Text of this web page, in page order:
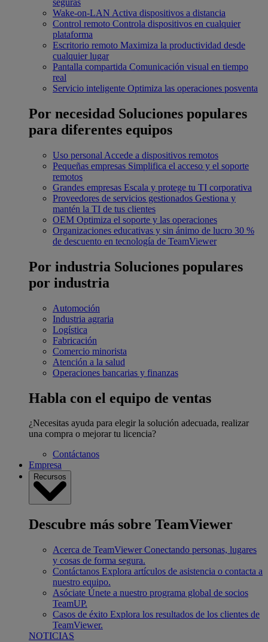
seguras
Wake-on-LAN Activa dispositivos a distancia
Control remoto Controla dispositivos en cualquier
plataforma
Escritorio remoto Maximiza la productividad desde
cualquier lugar
Pantalla compartida Comunicación visual en tiempo
real
Servicio inteligente Optimiza las operaciones posventa
Por necesidad Soluciones populares
para diferentes equipos
Uso personal Accede a dispositivos remotos
Pequeñas empresas Simplifica el acceso y el soporte
remotos
Grandes empresas Escala y protege tu TI corporativa
Proveedores de servicios gestionados Gestiona y
mantén la TI de tus clientes
OEM Optimiza el soporte y las operaciones
Organizaciones educativas y sin ánimo de lucro 30 %
de descuento en tecnología de TeamViewer
Por industria Soluciones populares
por industria
Automoción
Industria agraria
Logística
Fabricación
Comercio minorista
Atención a la salud
Operaciones bancarias y finanzas
Habla con el equipo de ventas
¿Necesitas ayuda para elegir la solución adecuada, realizar
una compra o mejorar tu licencia?
Contáctanos
Empresa
Recursos
Descubre más sobre TeamViewer
Acerca de TeamViewer Conectando personas, lugares
y cosas de forma segura.
Contáctanos Explora artículos de asistencia o contacta a
nuestro equipo.
Asóciate Únete a nuestro programa global de socios
TeamUP.
Casos de éxito Explora los resultados de los clientes de
TeamViewer.
NOTICIAS